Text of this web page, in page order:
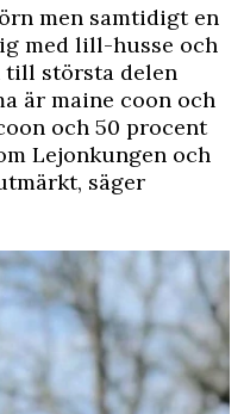
men samtidigt en
med lill-husse och
till största delen
är maine coon och
och 50 procent
Lejonkungen och
säger